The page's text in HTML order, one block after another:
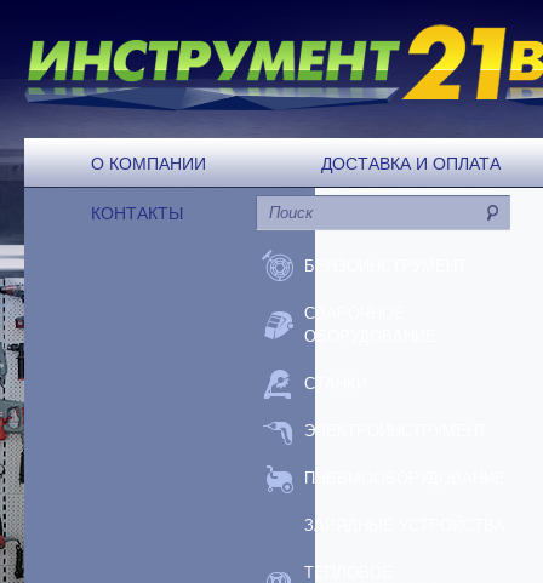
О КОМПАНИИ ДОСТАВКА И ОПЛАТА
КОНТАКТЫ
БЕНЗОИНСТРУМЕНТ
СВАРОЧНОЕ
ОБОРУДОВАНИЕ
СТАНКИ
ЭЛЕКТРОИНСТРУМЕНТ
ПНЕВМООБОРУДОВАНИЕ
ЗАРЯДНЫЕ УСТРОЙСТВА
ТЕПЛОВОЕ